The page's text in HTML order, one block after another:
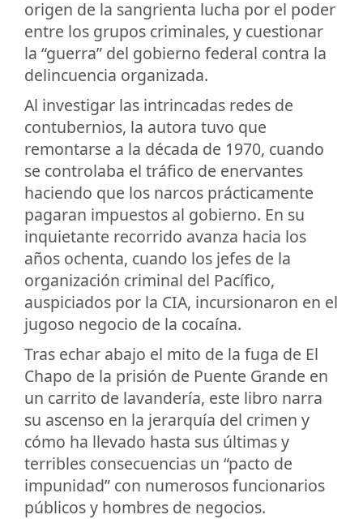
origen de la sangrienta lucha por el poder
entre los grupos criminales, y cuestionar
la “guerra” del gobierno federal contra la
delincuencia organizada.
Al investigar las intrincadas redes de
contubernios, la autora tuvo que
remontarse a la década de 1970, cuando
se controlaba el tráfico de enervantes
haciendo que los narcos prácticamente
pagaran impuestos al gobierno. En su
inquietante recorrido avanza hacia los
años ochenta, cuando los jefes de la
organización criminal del Pacífico,
auspiciados por la CIA, incursionaron en el
jugoso negocio de la cocaína.
Tras echar abajo el mito de la fuga de El
Chapo de la prisión de Puente Grande en
un carrito de lavandería, este libro narra
su ascenso en la jerarquía del crimen y
cómo ha llevado hasta sus últimas y
terribles consecuencias un “pacto de
impunidad” con numerosos funcionarios
públicos y hombres de negocios.